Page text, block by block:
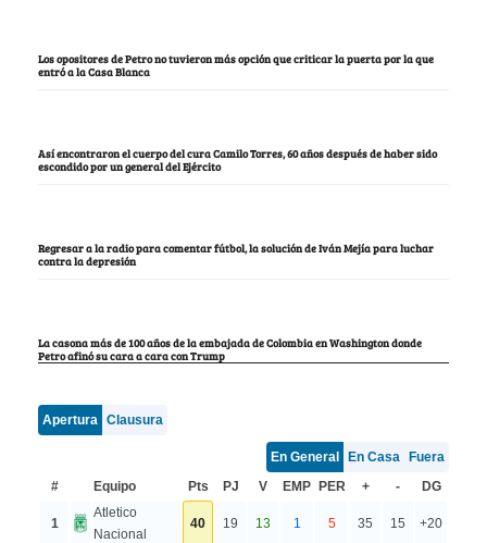
Los opositores de Petro no tuvieron más opción que criticar la puerta por la que
entró a la Casa Blanca
Así encontraron el cuerpo del cura Camilo Torres, 60 años después de haber sido
escondido por un general del Ejército
Regresar a la radio para comentar fútbol, la solución de Iván Mejía para luchar
contra la depresión
La casona más de 100 años de la embajada de Colombia en Washington donde
Petro afinó su cara a cara con Trump
Apertura Clausura
En General En Casa
Fuera
#
Equipo Pts PJ V EMP PER + - DG
1
Atletico
Nacional
40 19 13 1 5 35 15 +20